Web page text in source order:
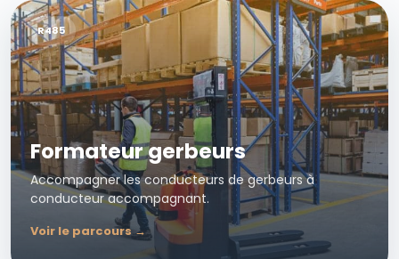
R485
Formateur gerbeurs
Accompagner les conducteurs de gerbeurs à
conducteur accompagnant.
Voir le parcours →